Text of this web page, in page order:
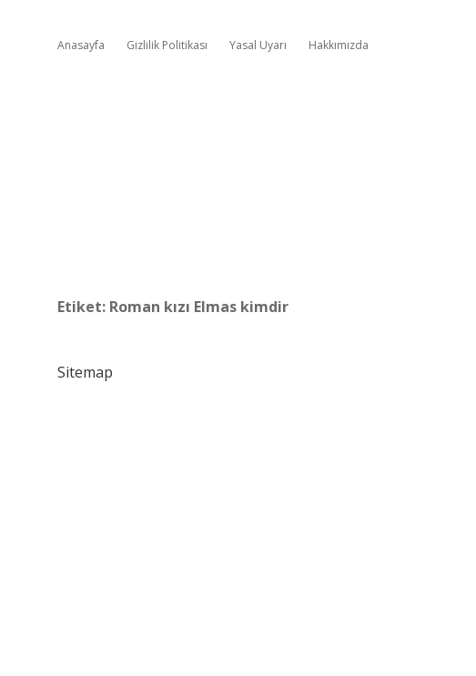
Anasayfa Gizlilik Politikası Yasal Uyarı Hakkımızda
Etiket: Roman kızı Elmas kimdir
Sitemap